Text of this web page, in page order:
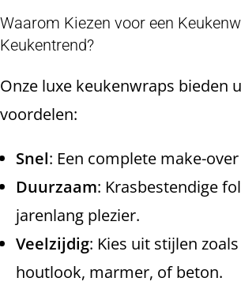
Waarom Kiezen voor een
Keukentrend?
Onze luxe keukenwraps bieden
voordelen:
Snel: Een complete make-
Duurzaam: Krasbestendige
jarenlang plezier.
Veelzijdig: Kies uit stijlen
houtlook, marmer, of beton.